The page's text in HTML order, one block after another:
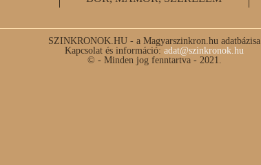
SZINKRONOK.HU - a Magyarszinkron.hu adatbázisa
Kapcsolat és információ: adat@szinkronok.hu
© - Minden jog fenntartva - 2021.